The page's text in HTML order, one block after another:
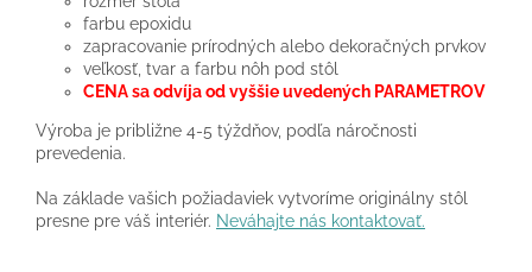
farbu epoxidu
zapracovanie prírodných alebo dekoračných prvkov
veľkosť, tvar a farbu nôh pod stôl
CENA sa odvíja od vyššie uvedených PARAMETROV
Výroba je približne 4-5 týždňov, podľa náročnosti
prevedenia.
Na základe vašich požiadaviek vytvoríme originálny stôl
presne pre váš interiér. Neváhajte nás kontaktovať.